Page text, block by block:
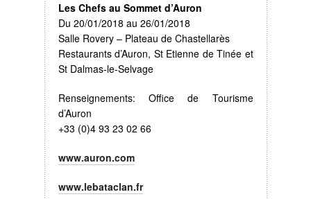
Les Chefs au Sommet d’Auron
Du 20/01/2018 au 26/01/2018
Salle Rovery – Plateau de Chastellarès
Restaurants d’Auron, St Etienne de Tinée et
St Dalmas-le-Selvage
Renseignements: Office de Tourisme
d’Auron
+33 (0)4 93 23 02 66
www.auron.com
www.lebataclan.fr